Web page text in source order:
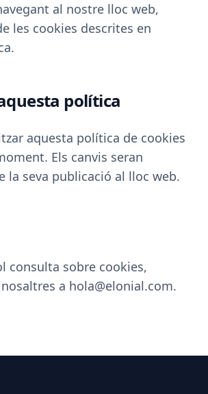
al nostre lloc web,
les cookies descrites en
política
aquesta política de cookies
Els canvis seran
la seva publicació al lloc web.
consulta sobre cookies,
a hola@elonial.com.